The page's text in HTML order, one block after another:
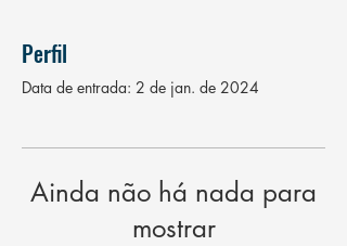
Perfil
Data de entrada: 2 de jan. de 2024
Ainda não há nada para
mostrar